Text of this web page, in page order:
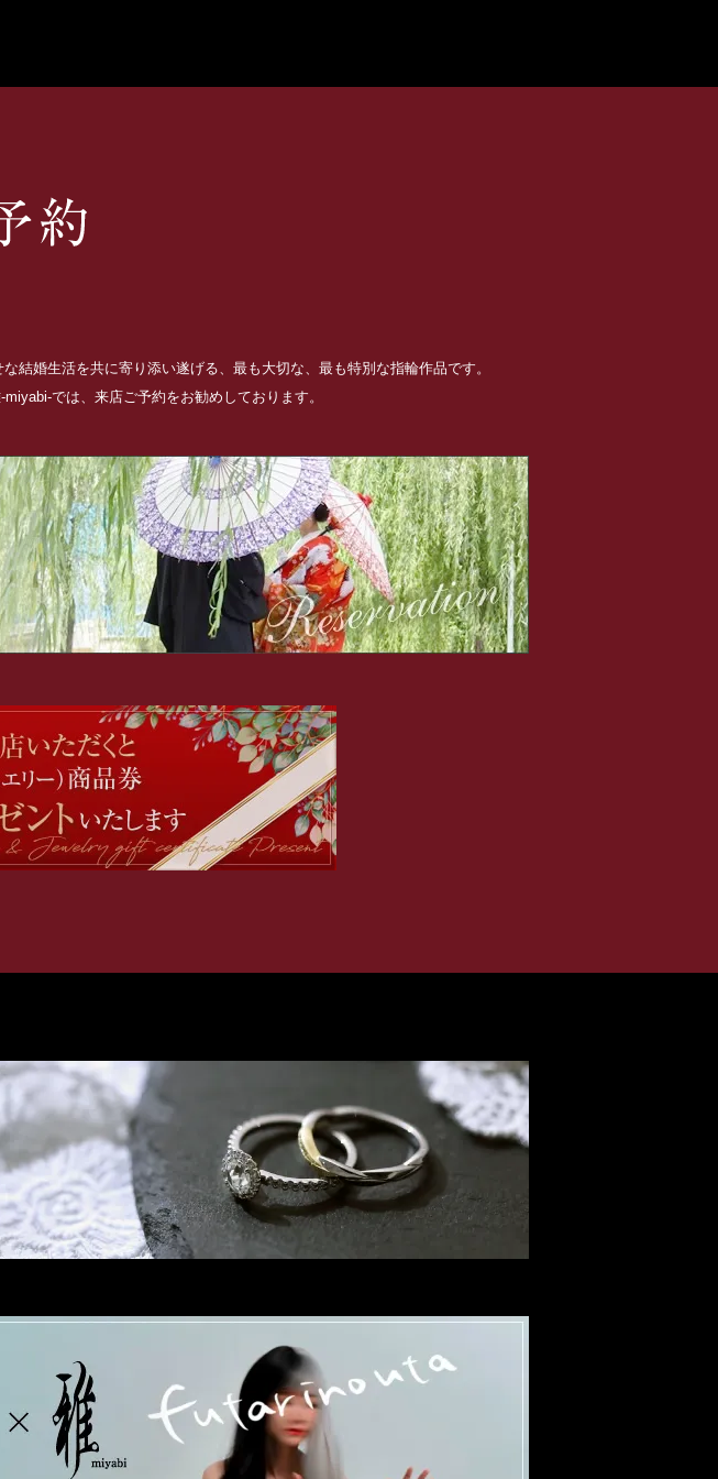
結婚生活を共に寄り添い遂げる、最も大切な、最も特別な指輪作品です。
では、来店ご予約をお勧めしております。